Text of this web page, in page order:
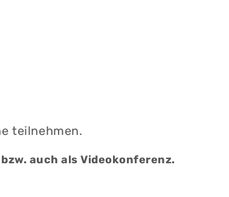
teilnehmen.
auch als Videokonferenz.